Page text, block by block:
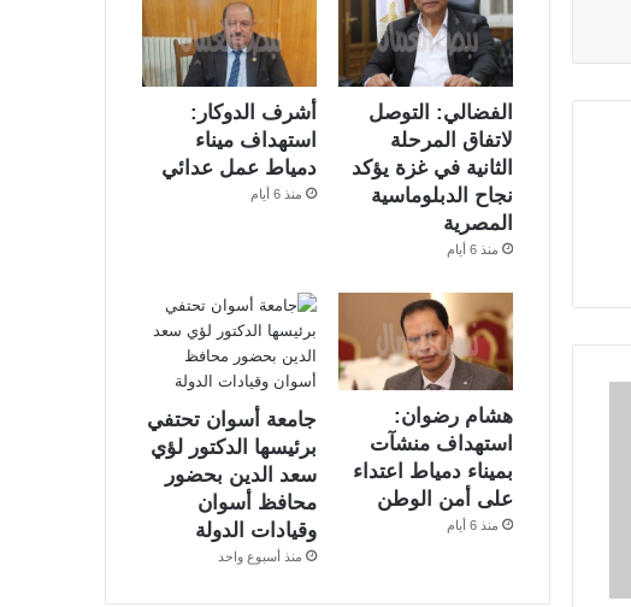
الفضالي: التوصل
لاتفاق المرحلة
الثانية في غزة يؤكد
نجاح الدبلوماسية
المصرية
منذ 6 أيام
أشرف الدوكار:
استهداف ميناء
دمياط عمل عدائي
منذ 6 أيام
هشام رضوان:
استهداف منشآت
بميناء دمياط اعتداء
على أمن الوطن
منذ 6 أيام
جامعة أسوان تحتفي
برئيسها الدكتور لؤي
سعد الدين بحضور
محافظ أسوان
وقيادات الدولة
منذ أسبوع واحد